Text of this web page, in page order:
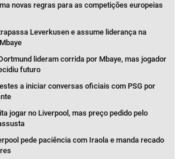
novas regras para as competições europeias
Leverkusen e assume liderança na
lideram corrida por Mbaye, mas jogador
futuro
a iniciar conversas oficiais com PSG por
jogar no Liverpool, mas preço pedido pelo
pede paciência com Iraola e manda recado